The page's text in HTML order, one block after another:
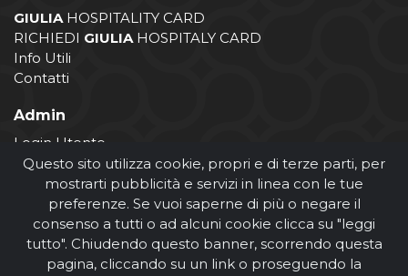
GIULIA HOSPITALITY CARD
RICHIEDI GIULIA HOSPITALY CARD
Info Utili
Contatti
Admin
Login Utente
Login Operatore
Registrazione Operatore
Questo sito utilizza cookie, propri e di terze parti, per
mostrarti pubblicità e servizi in linea con le tue
preferenze. Se vuoi saperne di più o negare il
consenso a tutti o ad alcuni cookie clicca su "leggi
tutto". Chiudendo questo banner, scorrendo questa
pagina, cliccando su un link o proseguendo la